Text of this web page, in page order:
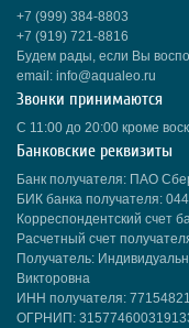
+7 (999) 384-8803
+7 (919) 721-8816
Будем рады, если Вы
email: info@aqualeo.ru
Звонки принимаются
С 11:00 до 20:00 кроме
Банковские реквизиты
Банк получателя: ПАО
БИК банка получателя:
Корреспондентский счет
Расчетный счет
Получатель:
Викторовна
ИНН получателя:
ОГРНИП: